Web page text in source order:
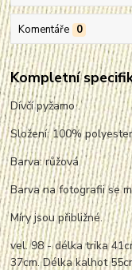
Komentáře 0
Kompletní
Dívčí pyžamo .
Složení: 100%
Barva: růžová
Barva na fotografii se
Míry jsou přibližné.
vel. 98 - délka trika
37cm. Délka kalhot